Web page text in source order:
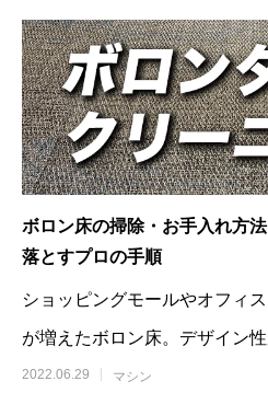
ボロン床の掃除・お手入れ方
落とすプロの手順
ショッピングモールやオフィ
が増えたボロン床。デザイン
が、「黒ずみやカビが取れな
2022.06.29 マシン